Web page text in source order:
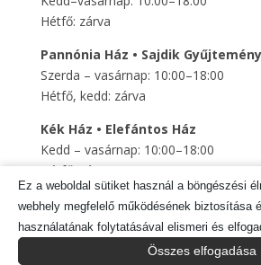
Hétfő: zárva
Pannónia Ház • Sajdik Gyűjtemény
Szerda – vasárnap: 10:00–18:00
Hétfő, kedd: zárva
Kék Ház • Elefántos Ház
Kedd – vasárnap: 10:00–18:00
Hétfő: zárva
Szent Mihály Altemplom
Kedd – vasárnap: 10:00–18:00
Ez a weboldal sütiket használ a böngészési
webhely megfelelő működésének biztosítása
használatának folytatásával elismeri és
Összes elfogadása